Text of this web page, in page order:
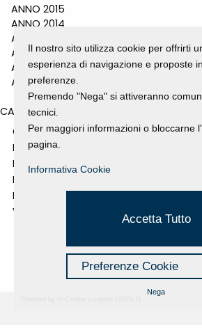
ANNO 2015
ANNO 2014
ANNO 2011
ANNO 2010
ANNO 2009
ANNO 2008
CATEGORIES
GALLERY
MOSTRE E EVENTI
NEWS
PROGETTI SOSTENUTI
RASSEGNA STAMPA
VIDEO
Il nostro sito utilizza cookie per offrirti
esperienza di navigazione e proposte
preferenze.
Premendo "Nega" si attiveranno
tecnici.
Per maggiori informazioni o bloccarne
pagina.
Informativa Cookie
Accetta Tutto
Preferenze Cookie
Nega